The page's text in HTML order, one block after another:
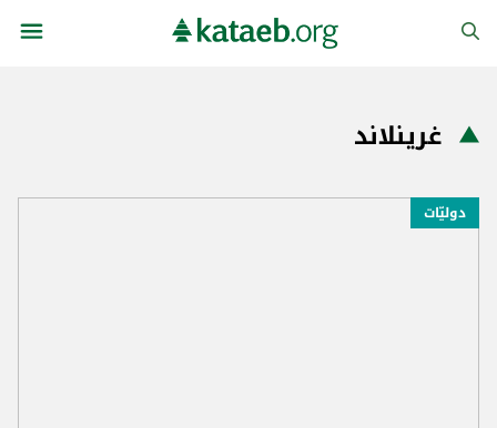
غرينلاند
دوليّات